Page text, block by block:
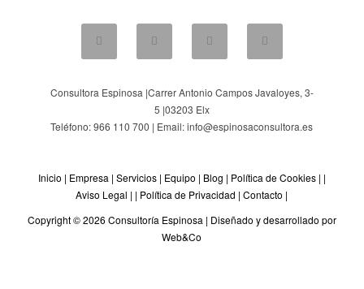
Consultora Espinosa |Carrer Antonio Campos Javaloyes, 3-
5 |03203 Elx
Teléfono: 966 110 700 | Email: info@espinosaconsultora.es
Inicio | Empresa | Servicios| Equipo | Blog | Política de Cookies| |
Aviso Legal | | Política de Privacidad |Contacto |
Copyright © 2026 Consultoría Espinosa | Diseñado y desarrollado por
Web&Co